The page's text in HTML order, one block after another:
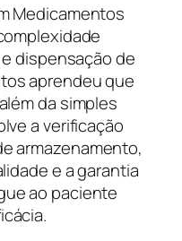
Medicamentos
dispensação de
aprendeu que
da simples
a verificação
armazenamento,
e a garantia
ao paciente